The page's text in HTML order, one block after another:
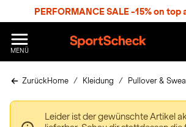
PERFORMANCE SALE -15% on top
MENÜ
p
r
c
ZurückHome Kleidung Pullover &
Leider ist der gewünschte Artikel